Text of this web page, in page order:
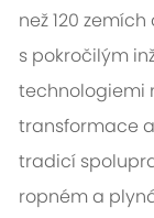
než 120
s pokročilým
technologiemi
transformace
tradicí
ropném a